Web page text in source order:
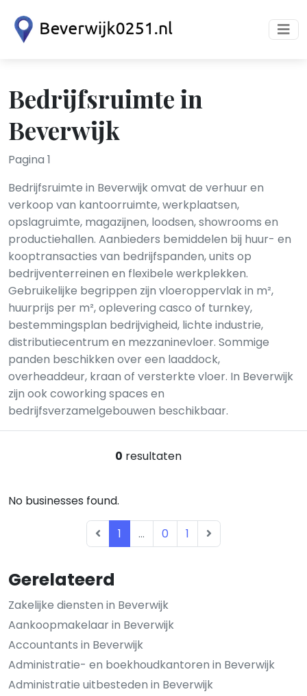
Bedrijfsruimte in
Beverwijk
Pagina 1
Bedrijfsruimte in Beverwijk omvat de verhuur en
verkoop van kantoorruimte, werkplaatsen,
opslagruimte, magazijnen, loodsen, showrooms en
productiehallen. Aanbieders bemiddelen bij huur- en
kooptransacties van bedrijfspanden, units op
bedrijventerreinen en flexibele werkplekken.
Gebruikelijke begrippen zijn vloeroppervlak in m²,
huurprijs per m², oplevering casco of turnkey,
bestemmingsplan bedrijvigheid, lichte industrie,
distributiecentrum en mezzaninevloer. Sommige
panden beschikken over een laaddock,
overheaddeur, kraan of versterkte vloer. In Beverwijk
zijn ook coworking spaces en
bedrijfsverzamelgebouwen beschikbaar.
Gerelateerd
Zakelijke diensten in Beverwijk
Aankoopmakelaar in Beverwijk
Accountants in Beverwijk
Administratie- en boekhoudkantoren in Beverwijk
Administratie uitbesteden in Beverwijk
0 resultaten
No businesses found.
1 ... 0 1